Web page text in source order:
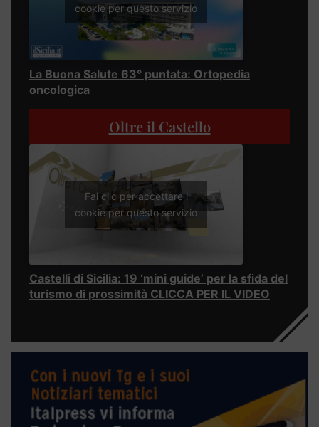
cookie per questo servizio
La Buona Salute 63° puntata: Ortopedia
oncologica
Oltre il Castello
Fai clic per accettare i
cookie per questo servizio
Castelli di Sicilia: 19 ‘mini guide’ per la sfida del
turismo di prossimità CLICCA PER IL VIDEO